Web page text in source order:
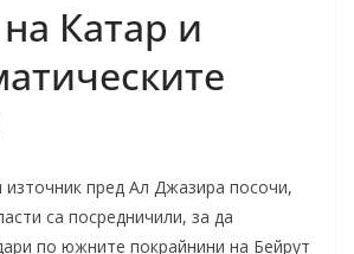
Катар и
пред Ал Джазира посочи,
са посредничили, за да
по южните покрайнини на Бейрут